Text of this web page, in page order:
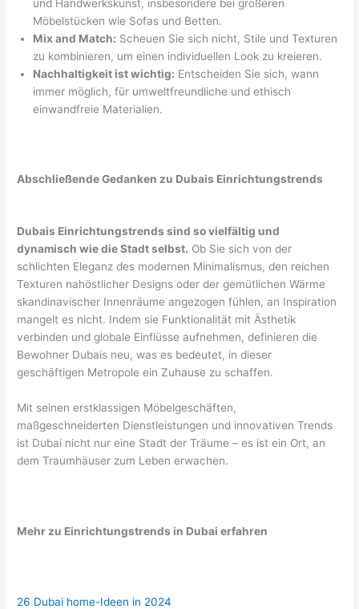
und Handwerkskunst, insbesondere bei größeren
Möbelstücken wie Sofas und Betten.
Mix and Match: Scheuen Sie sich nicht, Stile und Texturen
zu kombinieren, um einen individuellen Look zu kreieren.
Nachhaltigkeit ist wichtig: Entscheiden Sie sich, wann
immer möglich, für umweltfreundliche und ethisch
einwandfreie Materialien.
Abschließende Gedanken zu Dubais Einrichtungstrends
Dubais Einrichtungstrends sind so vielfältig und
dynamisch wie die Stadt selbst. Ob Sie sich von der
schlichten Eleganz des modernen Minimalismus, den reichen
Texturen nahöstlicher Designs oder der gemütlichen Wärme
skandinavischer Innenräume angezogen fühlen, an Inspiration
mangelt es nicht. Indem sie Funktionalität mit Ästhetik
verbinden und globale Einflüsse aufnehmen, definieren die
Bewohner Dubais neu, was es bedeutet, in dieser
geschäftigen Metropole ein Zuhause zu schaffen.
Mit seinen erstklassigen Möbelgeschäften,
maßgeschneiderten Dienstleistungen und innovativen Trends
ist Dubai nicht nur eine Stadt der Träume – es ist ein Ort, an
dem Traumhäuser zum Leben erwachen.
Mehr zu Einrichtungstrends in Dubai erfahren
26 Dubai home-Ideen in 2024